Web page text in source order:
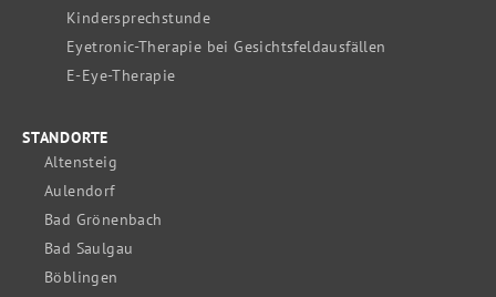
Kindersprechstunde
Eyetronic-Therapie bei Gesichtsfeldausfällen
E-Eye-Therapie
STANDORTE
Altensteig
Aulendorf
Bad Grönenbach
Bad Saulgau
Böblingen